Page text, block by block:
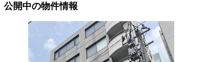
公開中の物件情報